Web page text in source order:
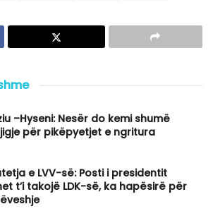
–Hyseni: Nesër do kemi shumë
për pikëpyetjet e ngritura
e LVV-së: Posti i presidentit
t’i takojë LDK-së, ka hapësirë për